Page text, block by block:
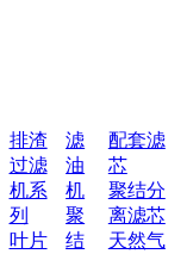
排渣
过滤
机系
列
叶片
滤
油
机
聚
结
配套滤
芯
聚结分
离滤芯
天然气